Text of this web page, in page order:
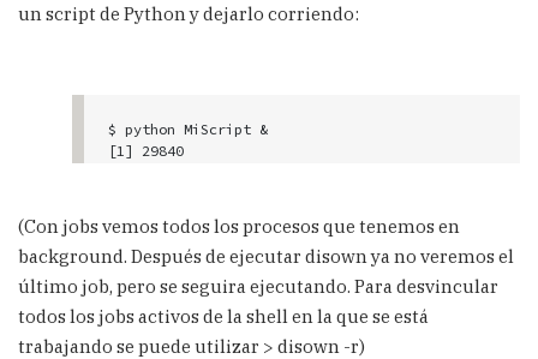
un script de Python y dejarlo corriendo:
$ python MiScript &
[1] 29840
$ disown
(Con jobs vemos todos los procesos que tenemos en
background. Después de ejecutar disown ya no veremos el
último job, pero se seguira ejecutando. Para desvincular
todos los jobs activos de la shell en la que se está
trabajando se puede utilizar > disown -r)